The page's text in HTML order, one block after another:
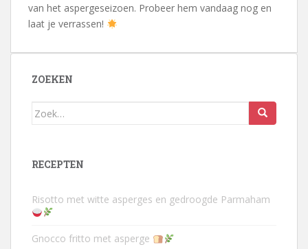
van het aspergeseizoen. Probeer hem vandaag nog en
laat je verrassen!
ZOEKEN
Zoek
RECEPTEN
Risotto met witte asperges en gedroogde Parmaham
Gnocco fritto met asperge